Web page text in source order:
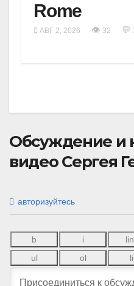
Rome
АВГ 2, 2026 👁 32 💬
Обсуждение и
видео Сергея
авторизуйтесь